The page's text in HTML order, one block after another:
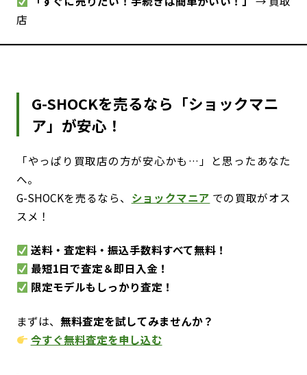
店
G-SHOCKを売るなら「ショックマニ
ア」が安心！
「やっぱり買取店の方が安心かも…」と思ったあなた
へ。
G-SHOCKを売るなら、 ショックマニア での買取がオス
スメ！
送料・査定料・振込手数料すべて無料！
最短1日で査定＆即日入金！
限定モデルもしっかり査定！
まずは、 無料査定を試してみませんか？
今すぐ無料査定を申し込む